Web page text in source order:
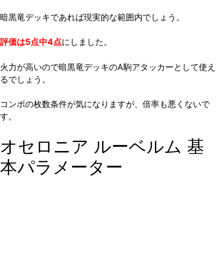
暗黒竜デッキであれば現実的な範囲内でしょう。
評価は5点中4点にしました。
火力が高いので暗黒竜デッキのA駒アタッカーとして使え
るでしょう。
コンボの枚数条件が気になりますが、倍率も悪くないで
す。
オセロニア ルーベルム 基
本パラメーター